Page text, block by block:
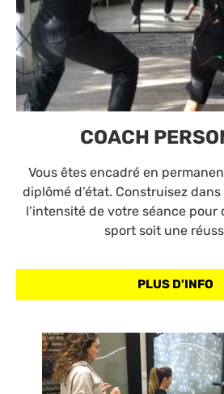
COACH
Vous êtes encadré en
diplômé d’état. Construisez
l’intensité de votre séance
sport soit une
PLUS D'INFO